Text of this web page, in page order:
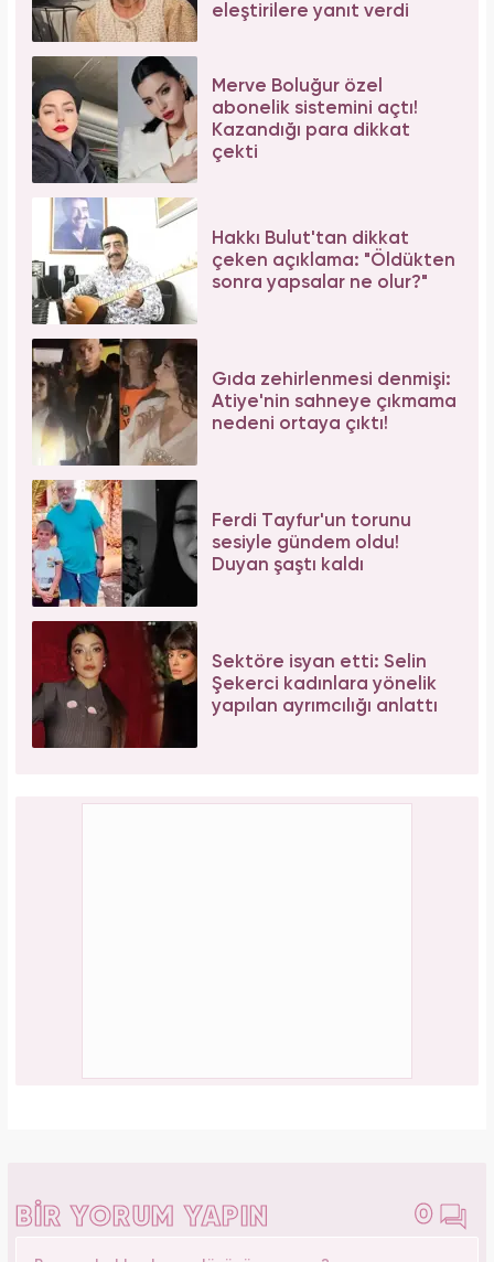
eleştirilere yanıt verdi
Merve Boluğur özel
abonelik sistemini açtı!
Kazandığı para dikkat
çekti
Hakkı Bulut'tan dikkat
çeken açıklama: "Öldükten
sonra yapsalar ne olur?"
Gıda zehirlenmesi denmişi:
Atiye'nin sahneye çıkmama
nedeni ortaya çıktı!
Ferdi Tayfur'un torunu
sesiyle gündem oldu!
Duyan şaştı kaldı
Sektöre isyan etti: Selin
Şekerci kadınlara yönelik
yapılan ayrımcılığı anlattı
BİR YORUM YAPIN 0